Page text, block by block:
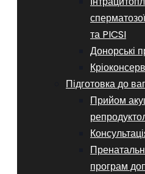
та PICSI
Донорські
Підготовка до
Прийом
програм